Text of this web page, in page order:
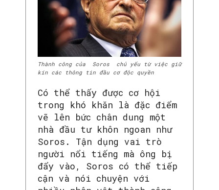
Thành công của Soros chủ yếu từ việc giữ
kín các thông tin đầu cơ độc quyền
Có thể thấy được cơ hội
trong khó khăn là đặc điểm
vẽ lên bức chân dung một
nhà đầu tư khôn ngoan như
Soros. Tận dụng vai trò
người nổi tiếng mà ông bị
đẩy vào, Soros có thể tiếp
cận và nói chuyện với